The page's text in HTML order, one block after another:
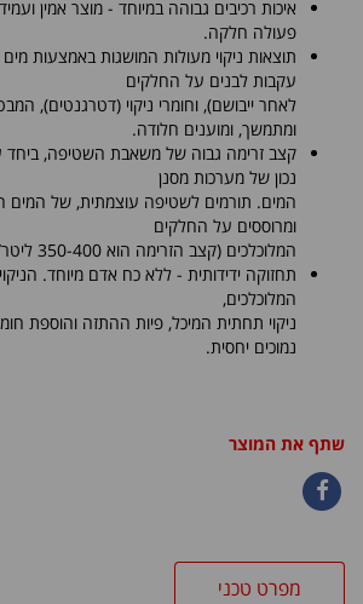
איכות רכיבים גבוהה במיוחד - מוצר אמין
פעולה חלקה.
תוצאות ניקוי מעולות המושגות באמצעות מים
עקבות לבנים על החלקים
לאחר ייבושם), וחומרי ניקוי (דטרגנטים),
ומתמשך, ומוענים חלודה.
קצב זרימה גבוה של משאבת השטיפה, ביחד
נכון של מערכות מסנן
המים. תורמים לשטיפה עוצמתית, של המים
ומרוססים על החלקים
המלוכלכים (קצב הזרימה הוא 350-400 ליטר/דקה).
תחזוקה ידידותית - ללא כח אדם מיוחד.
המלוכלכים,
ניקוי תחתית המיכל, פיות ההתזה והוספת
נמוכים יחסית.
שתף את המוצר
מפרט טכני